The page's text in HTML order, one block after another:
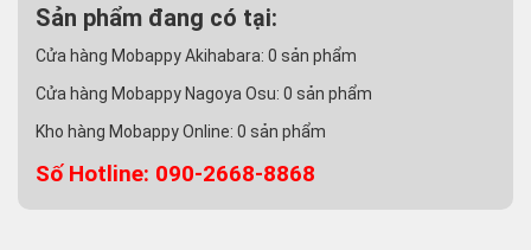
Sản phẩm đang có tại:
Cửa hàng Mobappy Akihabara: 0 sản phẩm
Cửa hàng Mobappy Nagoya Osu: 0 sản phẩm
Kho hàng Mobappy Online: 0 sản phẩm
Số Hotline: 090-2668-8868